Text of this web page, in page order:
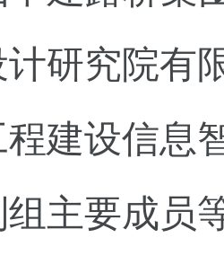
研究院有
建设信息
主要成员